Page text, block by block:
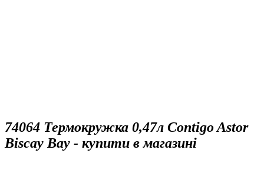
74064 Термокружка 0,47л Contigo Astor
Biscay Bay - купити в магазині